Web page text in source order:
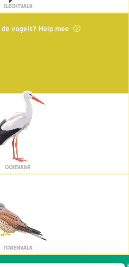
SLECHTVALK
vogels? Help mee
OOIEVAAR
TORENVALK